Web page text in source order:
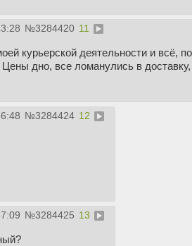
№3284420 11
курьерской деятельности и всё,
Цены дно, все ломанулись в
№3284424 12
№3284425 13